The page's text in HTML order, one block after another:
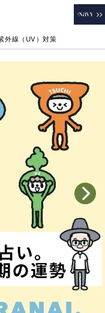
外線（UV）対策